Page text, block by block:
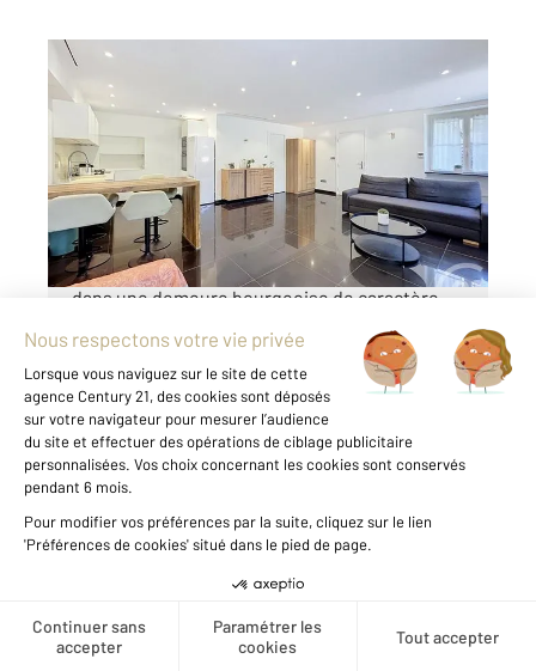
Créer une alerte
CANNES 06
60 m2
Ref : 52286
Appartement F2 à vendre
350 000 €
Cannes Basse Californie | Élégant 2 pièces
dans une demeure bourgeoise de caractère
la Basse Californie à Cannes, à quelques pas
du centre-ville, des plages, des commerces et
de toutes les commodités, découvrez ...
Voir le détail du bien